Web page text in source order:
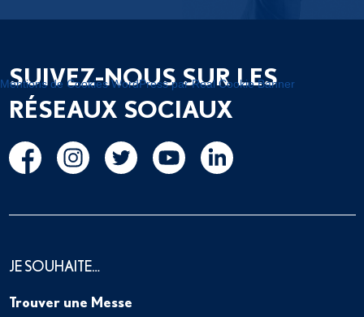
SUIVEZ-NOUS SUR LES
RÉSEAUX SOCIAUX
JE SOUHAITE…
Trouver une Messe
Mentions de Cookies WordPress par Real Cookie Banner